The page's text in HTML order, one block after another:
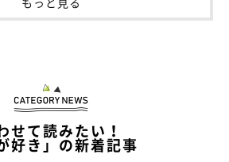
せて読みたい！
好き」の新着記事